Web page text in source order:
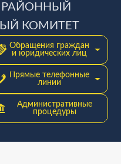
РАЙОННЫЙ
КОМИТЕТ
Обращения граждан
и юридических лиц
Прямые телефонные
линии
Административные
процедуры